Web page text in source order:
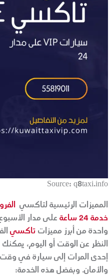
Source: q8taxi.info
المميزات الرئيسية لتاكسي
خدمة 24 ساعة
على مدار
واحدة من أبرز مميزاتتاكسي
النظر عن الوقت أو اليوم،
إحدى المرات إلى سيارة في وقت
والأمان. وبفضل هذه الخدمة: